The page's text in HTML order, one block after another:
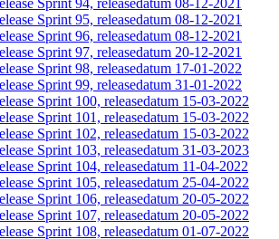
Sprint 94, releasedatum 08-12-2021
Sprint 95, releasedatum 08-12-2021
Sprint 96, releasedatum 08-12-2021
Sprint 97, releasedatum 20-12-2021
Sprint 98, releasedatum 17-01-2022
Sprint 99, releasedatum 31-01-2022
Sprint 100, releasedatum 15-03-2022
Sprint 101, releasedatum 15-03-2022
Sprint 102, releasedatum 15-03-2022
Sprint 103, releasedatum 31-03-2023
Sprint 104, releasedatum 11-04-2022
Sprint 105, releasedatum 25-04-2022
Sprint 106, releasedatum 20-05-2022
Sprint 107, releasedatum 20-05-2022
Sprint 108, releasedatum 01-07-2022